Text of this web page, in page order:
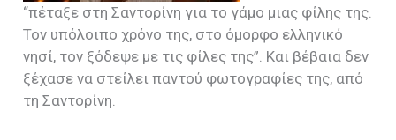
“πέταξε στη Σαντορίνη για το γάμο μιας φίλης της.
Τον υπόλοιπο χρόνο της, στο όμορφο ελληνικό
νησί, τον ξόδεψε με τις φίλες της”. Και βέβαια δεν
ξέχασε να στείλει παντού φωτογραφίες της, από
τη Σαντορίνη.